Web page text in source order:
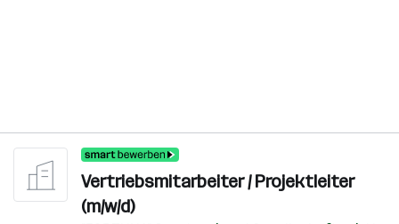
Vertriebsmitarbeiter / Projektleiter
(m/w/d)